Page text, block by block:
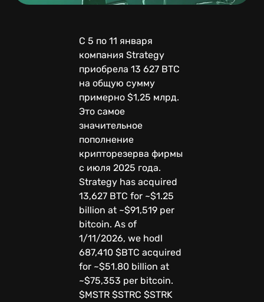
C 5 по 11 января
компания Strategy
приобрела 13 627 BTC
на общую сумму
примерно $1,25 млрд.
Это самое
значительное
пополнение
крипторезерва фирмы
с июля 2025 года.
Strategy has acquired
13,627 BTC for ~$1.25
billion at ~$91,519 per
bitcoin. As of
1/11/2026, we hodl
687,410 $BTC acquired
for ~$51.80 billion at
~$75,353 per bitcoin.
$MSTR $STRC $STRK